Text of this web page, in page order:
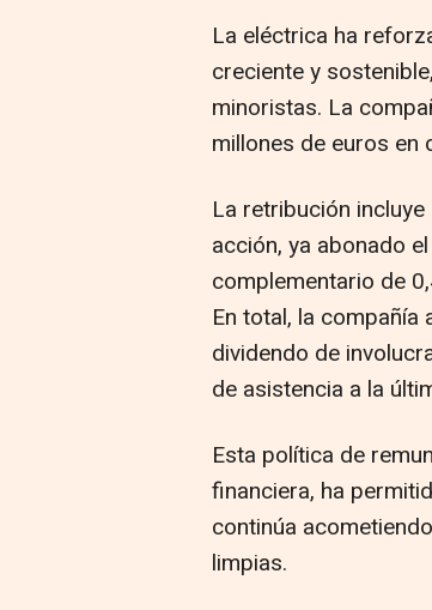
La eléctrica ha
creciente y
minoristas. La
millones de euros
La retribución
acción, ya abonado
complementario de
En total, la
dividendo de
de asistencia a la
Esta política de
financiera, ha
continúa
limpias.